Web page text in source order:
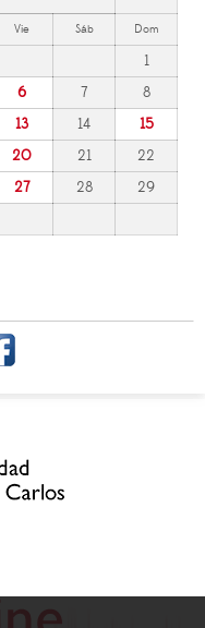
Vie Sáb Dom
1
6 7
8
13 14
15
20 21
22
27 28
29